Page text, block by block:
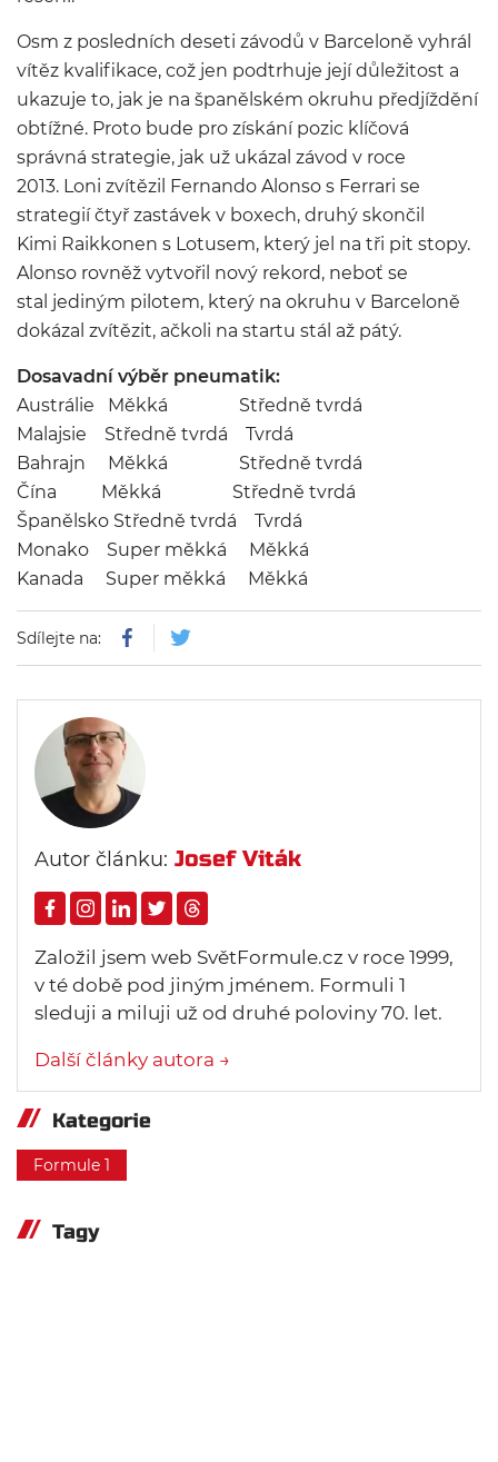
Osm z posledních deseti závodů v Barceloně vyhrál
vítěz kvalifikace, což jen podtrhuje její důležitost a
ukazuje to, jak je na španělském okruhu předjíždění
obtížné. Proto bude pro získání pozic klíčová
správná strategie, jak už ukázal závod v roce
2013. Loni zvítězil Fernando Alonso s Ferrari se
strategií čtyř zastávek v boxech, druhý skončil
Kimi Raikkonen s Lotusem, který jel na tři pit stopy.
Alonso rovněž vytvořil nový rekord, neboť se
stal jediným pilotem, který na okruhu v Barceloně
dokázal zvítězit, ačkoli na startu stál až pátý.
Dosavadní výběr pneumatik:
Austrálie Měkká Středně tvrdá
Malajsie Středně tvrdá Tvrdá
Bahrajn Měkká Středně tvrdá
Čína Měkká Středně tvrdá
Španělsko Středně tvrdá Tvrdá
Monako Super měkká Měkká
Kanada Super měkká Měkká
Sdílejte na:
Autor článku: Josef Viták
Založil jsem web SvětFormule.cz v roce 1999,
v té době pod jiným jménem. Formuli 1
sleduji a miluji už od druhé poloviny 70. let.
Další články autora →
Kategorie
Formule 1
Tagy